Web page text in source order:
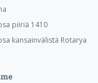
piiriä 1410
kansainvälistä Rotarya